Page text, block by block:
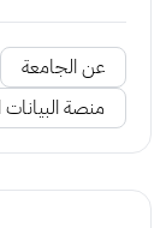
عن الجامعة
منصة البيانات